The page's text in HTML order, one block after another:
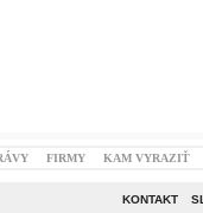
FIRMY KAM VYRAZIŤ
KONTAKT